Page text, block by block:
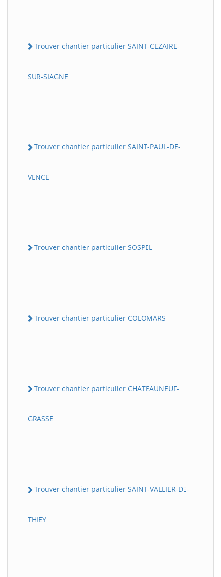
Trouver chantier particulier SAINT-CEZAIRE-
SUR-SIAGNE
Trouver chantier particulier SAINT-PAUL-DE-
VENCE
Trouver chantier particulier SOSPEL
Trouver chantier particulier COLOMARS
Trouver chantier particulier CHATEAUNEUF-
GRASSE
Trouver chantier particulier SAINT-VALLIER-DE-
THIEY